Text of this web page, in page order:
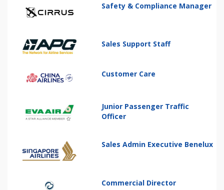
Safety & Compliance Manager
Sales Support Staff
Customer Care
Junior Passenger Traffic
Officer
Sales Admin Executive Benelux
Commercial Director